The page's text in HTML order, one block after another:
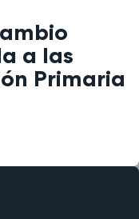
a las
Primaria